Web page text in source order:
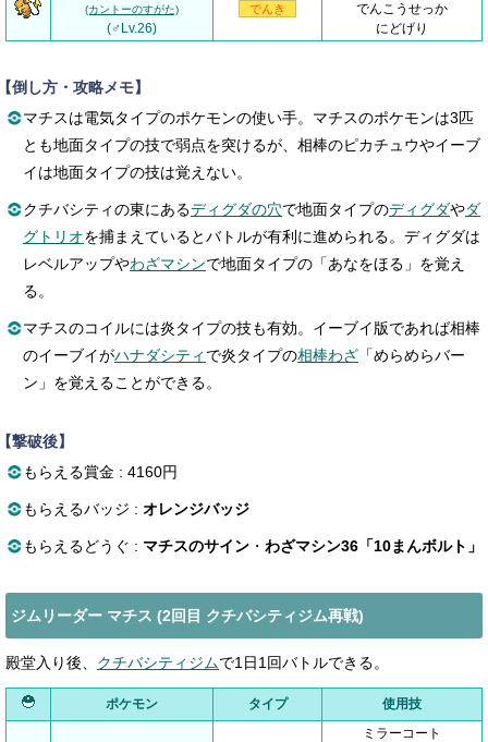
(カントーのすがた)
(♂Lv.26)
でんき
でんこうせっか
にどげり
倒し方・攻略メモ】
マチスは電気タイプのポケモンの使い手。マチスのポケモンは3匹
とも地面タイプの技で弱点を突けるが、相棒のピカチュウやイーブ
イは地面タイプの技は覚えない。
クチバシティの東にあるディグダの穴で地面タイプのディグダやダ
グトリオを捕まえているとバトルが有利に進められる。ディグダは
レベルアップやわざマシンで地面タイプの「あなをほる」を覚え
る。
マチスのコイルには炎タイプの技も有効。イーブイ版であれば相棒
のイーブイがハナダシティ で炎タイプの相棒わざ 「めらめらバー
ン」を覚えることができる。
撃破後】
もらえる賞金 : 4160円
もらえるバッジ : オレンジバッジ
もらえるどうぐ : マチスのサイン ・ わざマシン36「10まんボルト」
ジムリーダー マチス (2回目 クチバシティジム再戦)
殿堂入り後、 クチバシティジムで1日1回バトルできる。
ポケモン タイプ
使用技
ミラーコート